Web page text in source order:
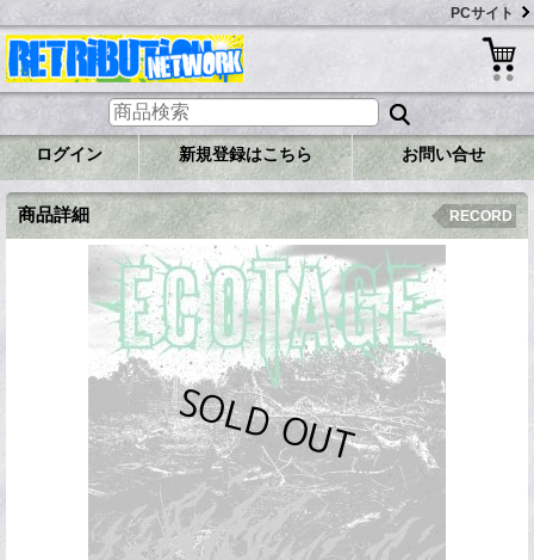
PCサイト
ログイン 新規登録はこちら お問い合せ
商品詳細 RECORD